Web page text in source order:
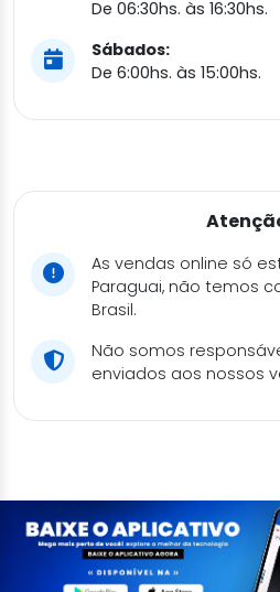
De 06:30hs. às 16:30hs.
Sábados:
De 6:00hs. às 15:00hs.
As vendas online só
Paraguai, não temos
Brasil.
Não somos
enviados aos nossos